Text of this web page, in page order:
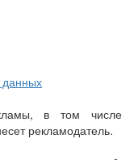
данных
в том числе
рекламодатель.